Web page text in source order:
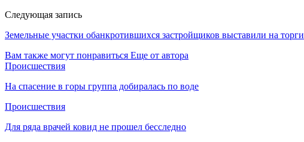
Следующая запись
Земельные участки обанкротившихся застройщиков выставили на торги
Вам также могут понравиться Еще от автора
Происшествия
На спасение в горы группа добиралась по воде
Происшествия
Для ряда врачей ковид не прошел бесследно